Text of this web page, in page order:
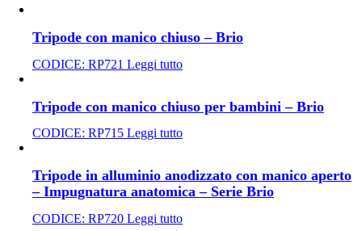
Tripode con manico chiuso – Brio
CODICE: RP721 Leggi tutto
Tripode con manico chiuso per bambini – Brio
CODICE: RP715 Leggi tutto
Tripode in alluminio anodizzato con manico aperto
– Impugnatura anatomica – Serie Brio
CODICE: RP720 Leggi tutto